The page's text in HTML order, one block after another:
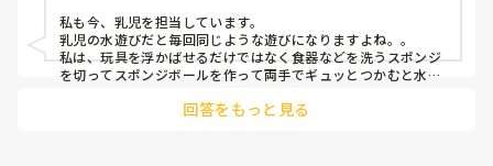
私も今、乳児を担当しています。
乳児の水遊びだと毎回同じような遊びになりますよね。。
私は、玩具を浮かばせるだけではなく食器などを洗うスポンジ
を切ってスポンジボールを作って両手でギュッとつかむと水が
回答をもっと見る